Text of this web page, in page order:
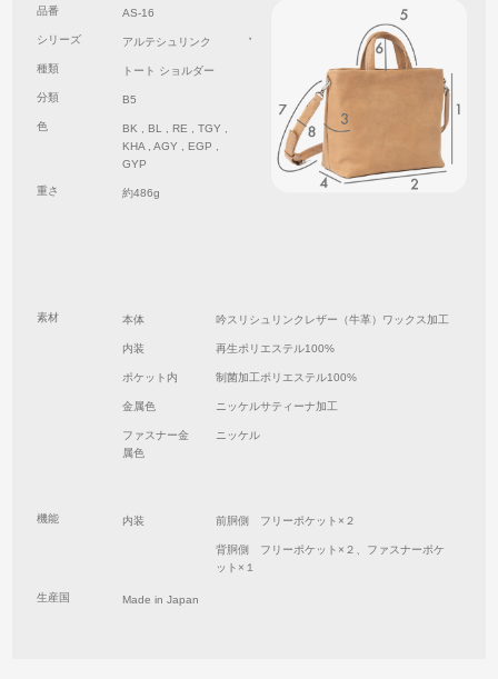
品番 AS-16
シリーズ アルテシュリンク
種類 トート ショルダー
分類 B5
色
BK , BL , RE , TGY ,
KHA , AGY , EGP ,
GYP
重さ 約486g
素材 本体 吟スリシュリンクレザー（牛革）ワックス加工
内装 再生ポリエステル100%
ポケット内 制菌加工ポリエステル100%
金属色 ニッケルサティーナ加工
ファスナー金
属色
ニッケル
機能 内装 前胴側 フリーポケット×２
背胴側 フリーポケット×２、ファスナーポケ
ット×１
生産国 Made in Japan